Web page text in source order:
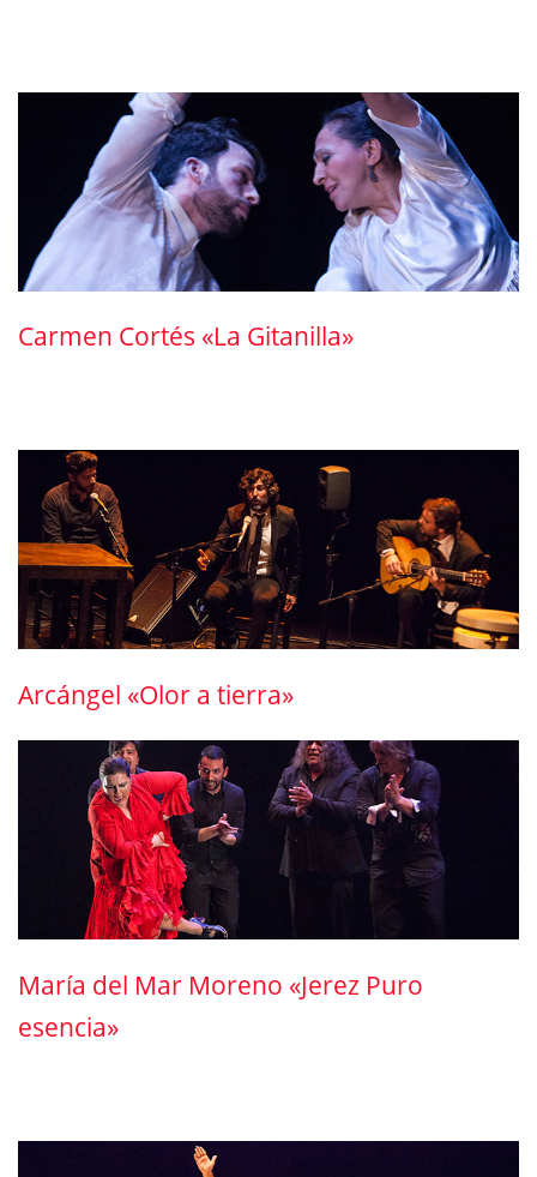
Carmen Cortés «La Gitanilla»
Arcángel «Olor a tierra»
María del Mar Moreno «Jerez Puro
esencia»